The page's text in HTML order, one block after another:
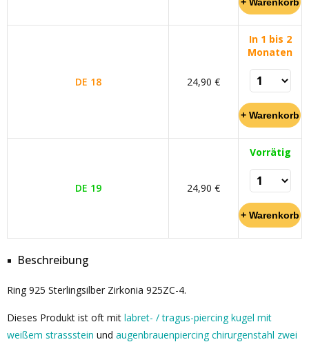
DE 18 24,90 €
In 1 bis 2
Monaten
DE 19 24,90 €
Vorrätig
Beschreibung
Ring 925 Sterlingsilber Zirkonia 925ZC-4.
Dieses Produkt ist oft mit labret- / tragus-piercing kugel mit
weißem strassstein und augenbrauenpiercing chirurgenstahl zwei